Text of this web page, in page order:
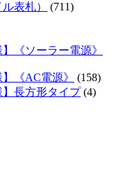
表札）
(711)
《ソーラー電源》
《AC電源》
(158)
長方形タイプ(4)